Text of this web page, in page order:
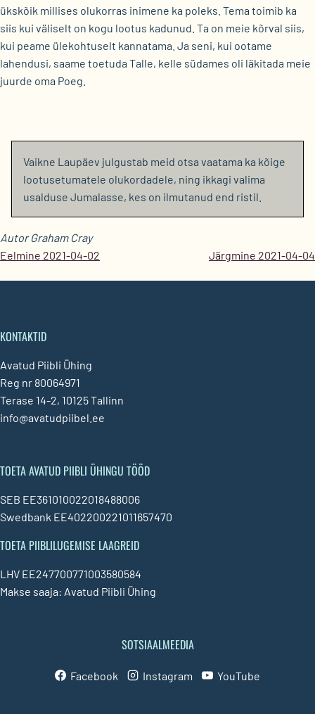
ükskõik millises olukorras inimene ka poleks. Tema toimib ka
siis kui väliselt on kogu lootus kadunud. Ta on meie kõrval siis,
kui peame ülekohtuselt kannatama. Ja seni, kui ootame
lahendusi, saame toetuda Talle, kelle südames oli läkitada meie
juurde oma Poeg.
Vaikne Laupäev julgustab meid otsa vaatama ka kõige
lootusetumatele olukordadele, ning ikkagi valima
usalduse Jumalasse, kes on ilmutanud end ristil.
Autor Graham Cray
Eelmine 2021-04-02
Järgmine 2021-04-04
KONTAKTID
Avatud Piibli Ühing
Reg nr 80064971
Terase 14-2, 10125 Tallinn
info@avatudpiibel.ee
TOETA AVATUD PIIBLI ÜHINGU TÖÖD
SEB EE361010022018488006
Swedbank EE402200221011657470
TOETA PIIBLILUGEMISE LAAGREID
LHV EE247700771003580584
Makse saaja: Avatud Piibli Ühing
SOTSIAALMEEDIA
Facebook Instagram YouTube